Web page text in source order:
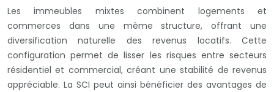
Les immeubles mixtes combinent logements et
commerces dans une même structure, offrant une
diversification naturelle des revenus locatifs. Cette
configuration permet de lisser les risques entre secteurs
résidentiel et commercial, créant une stabilité de revenus
appréciable. La SCI peut ainsi bénéficier des avantages de